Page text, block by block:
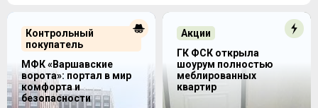
Контрольный
покупатель
МФК «Варшавские
ворота»: портал в мир
комфорта и
безопасности
Акции
ГК ФСК открыла
шоурум полностью
меблированных
квартир